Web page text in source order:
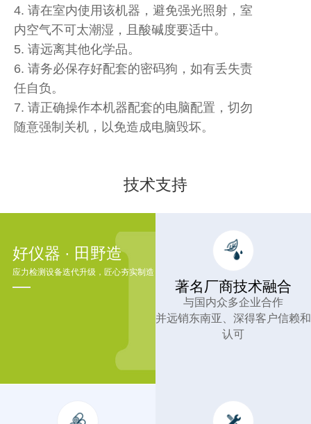
4. 请在室内使用该机器，避免强光照射，室
内空气不可太潮湿，且酸碱度要适中。
5. 请远离其他化学品。
6. 请务必保存好配套的密码狗，如有丢失责
任自负。
7. 请正确操作本机器配套的电脑配置，切勿
随意强制关机，以免造成电脑毁坏。
技术支持
好仪器 · 田野造
应力检测设备迭代升级，匠心夯实制造
著名厂商技术融合
与国内众多企业合作
并远销东南亚、深得客户信赖和
认可